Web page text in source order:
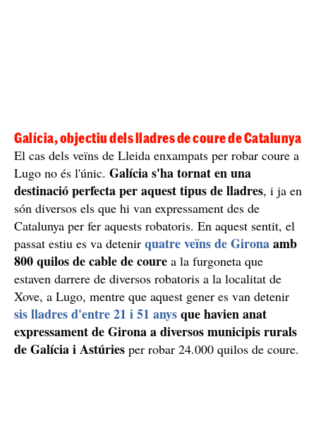
Galícia, objectiu dels lladres de coure de Catalunya
El cas dels veïns de Lleida enxampats per robar coure a
Lugo no és l'únic. Galícia s'ha tornat en una
destinació perfecta per aquest tipus de lladres, i ja en
són diversos els que hi van expressament des de
Catalunya per fer aquests robatoris. En aquest sentit, el
passat estiu es va detenir quatre veïns de Gironaamb
800 quilos de cable de coure a la furgoneta que
estaven darrere de diversos robatoris a la localitat de
Xove, a Lugo, mentre que aquest gener es van detenir
sis lladres d'entre 21 i 51 anysque havien anat
expressament de Girona a diversos municipis rurals
de Galícia i Astúries per robar 24.000 quilos de coure.